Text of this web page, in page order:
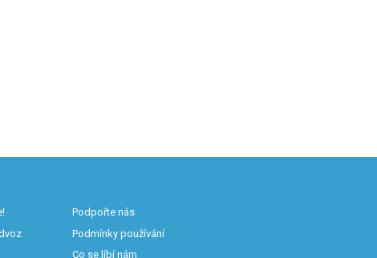
Podpořte nás
Podmínky používání
Co se líbí nám